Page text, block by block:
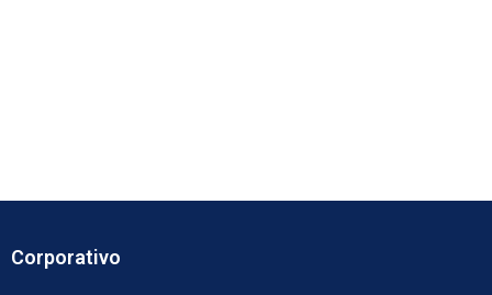
Corporativo